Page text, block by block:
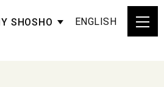
SHOSHO ENGLISH